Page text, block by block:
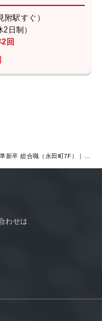
駅すぐ）
日制）
回
新卒 総合職（永田町7F）｜求
わせは